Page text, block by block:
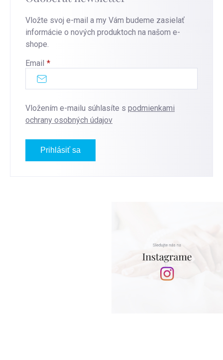
Vložte svoj e-mail a my Vám budeme zasielať
informácie o nových produktoch na našom e-
shope.
Email
Vložením e-mailu súhlasíte s podmienkami
ochrany osobných údajov
Prihlásiť sa